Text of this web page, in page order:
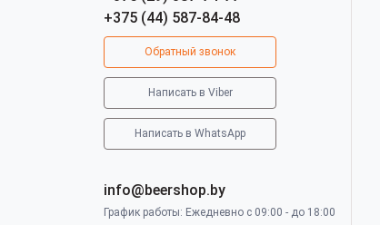
+375 (44) 587-84-48
Обратный звонок
Написать в Viber
Написать в WhatsApp
info@beershop.by
График работы: Ежедневно с 09:00 - до 18:00